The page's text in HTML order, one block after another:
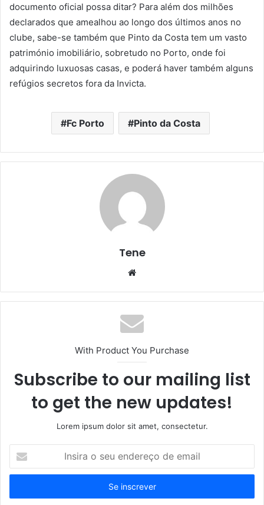
documento oficial possa ditar? Para além dos milhões
declarados que amealhou ao longo dos últimos anos no
clube, sabe-se também que Pinto da Costa tem um vasto
património imobiliário, sobretudo no Porto, onde foi
adquirindo luxuosas casas, e poderá haver também alguns
refúgios secretos fora da Invicta.
Fc Porto Pinto da Costa
Tene
Website
With Product You Purchase
Subscribe to our mailing list
to get the new updates!
Lorem ipsum dolor sit amet, consectetur.
seu
de